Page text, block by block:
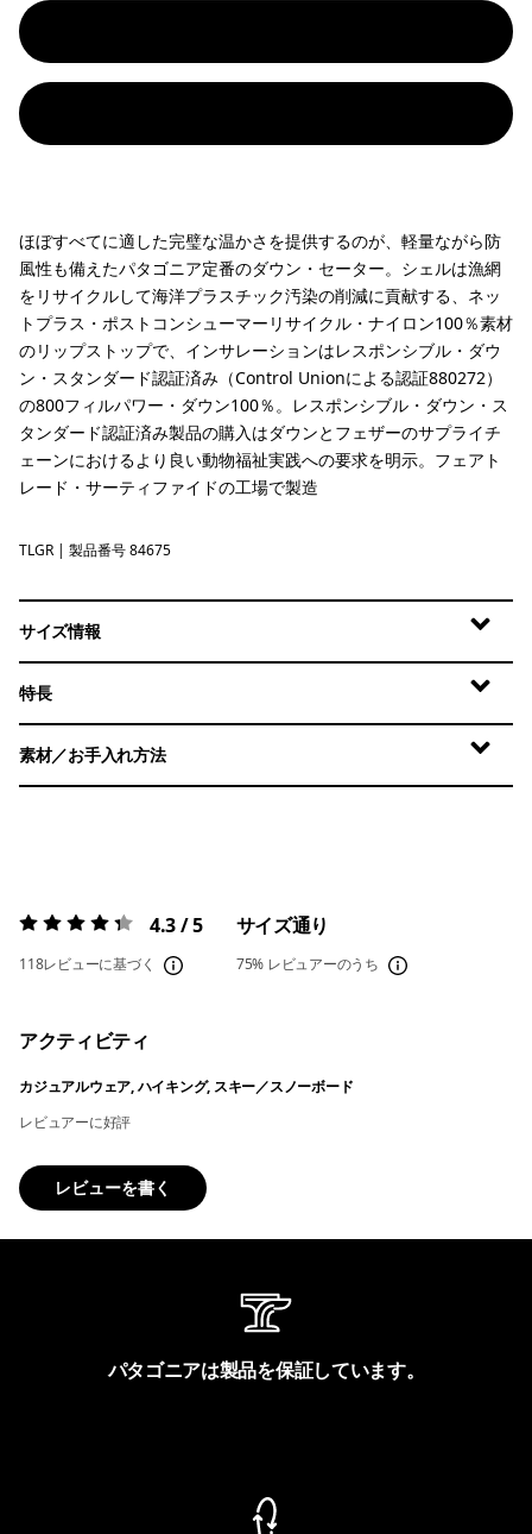
ほぼすべてに適した完璧な温かさを提供するのが、軽量ながら防
風性も備えたパタゴニア定番のダウン・セーター。シェルは漁網
をリサイクルして海洋プラスチック汚染の削減に貢献する、ネッ
トプラス・ポストコンシューマーリサイクル・ナイロン100％素材
のリップストップで、インサレーションはレスポンシブル・ダウ
ン・スタンダード認証済み（Control Unionによる認証880272）
の800フィルパワー・ダウン100％。レスポンシブル・ダウン・ス
タンダード認証済み製品の購入はダウンとフェザーのサプライチ
ェーンにおけるより良い動物福祉実践への要求を明示。フェアト
レード・サーティファイドの工場で製造
Treeline Green
TLGR | 製品番号 84675
サイズ情報
特長
素材／お手入れ方法
評価:4.3 / 5 4.3 / 5
118レビューに基づく
サイズ通り
75% レビュアーのうち
アクティビティ
カジュアルウェア, ハイキング, スキー／スノーボード
レビュアーに好評
レビューを書く
パタゴニアは製品を保証しています。